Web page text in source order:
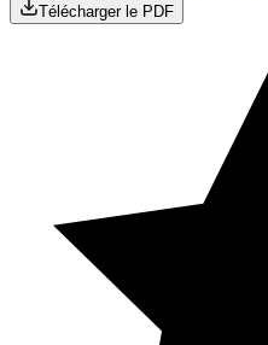
Télécharger le PDF